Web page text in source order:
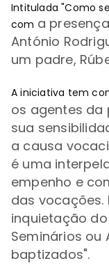
Intitulada "Como
com a
António
um padre,
A iniciativa tem
os agentes da
sua
a causa
é uma
empenho e
das vocações.
inquietação
Seminários ou
baptizados".